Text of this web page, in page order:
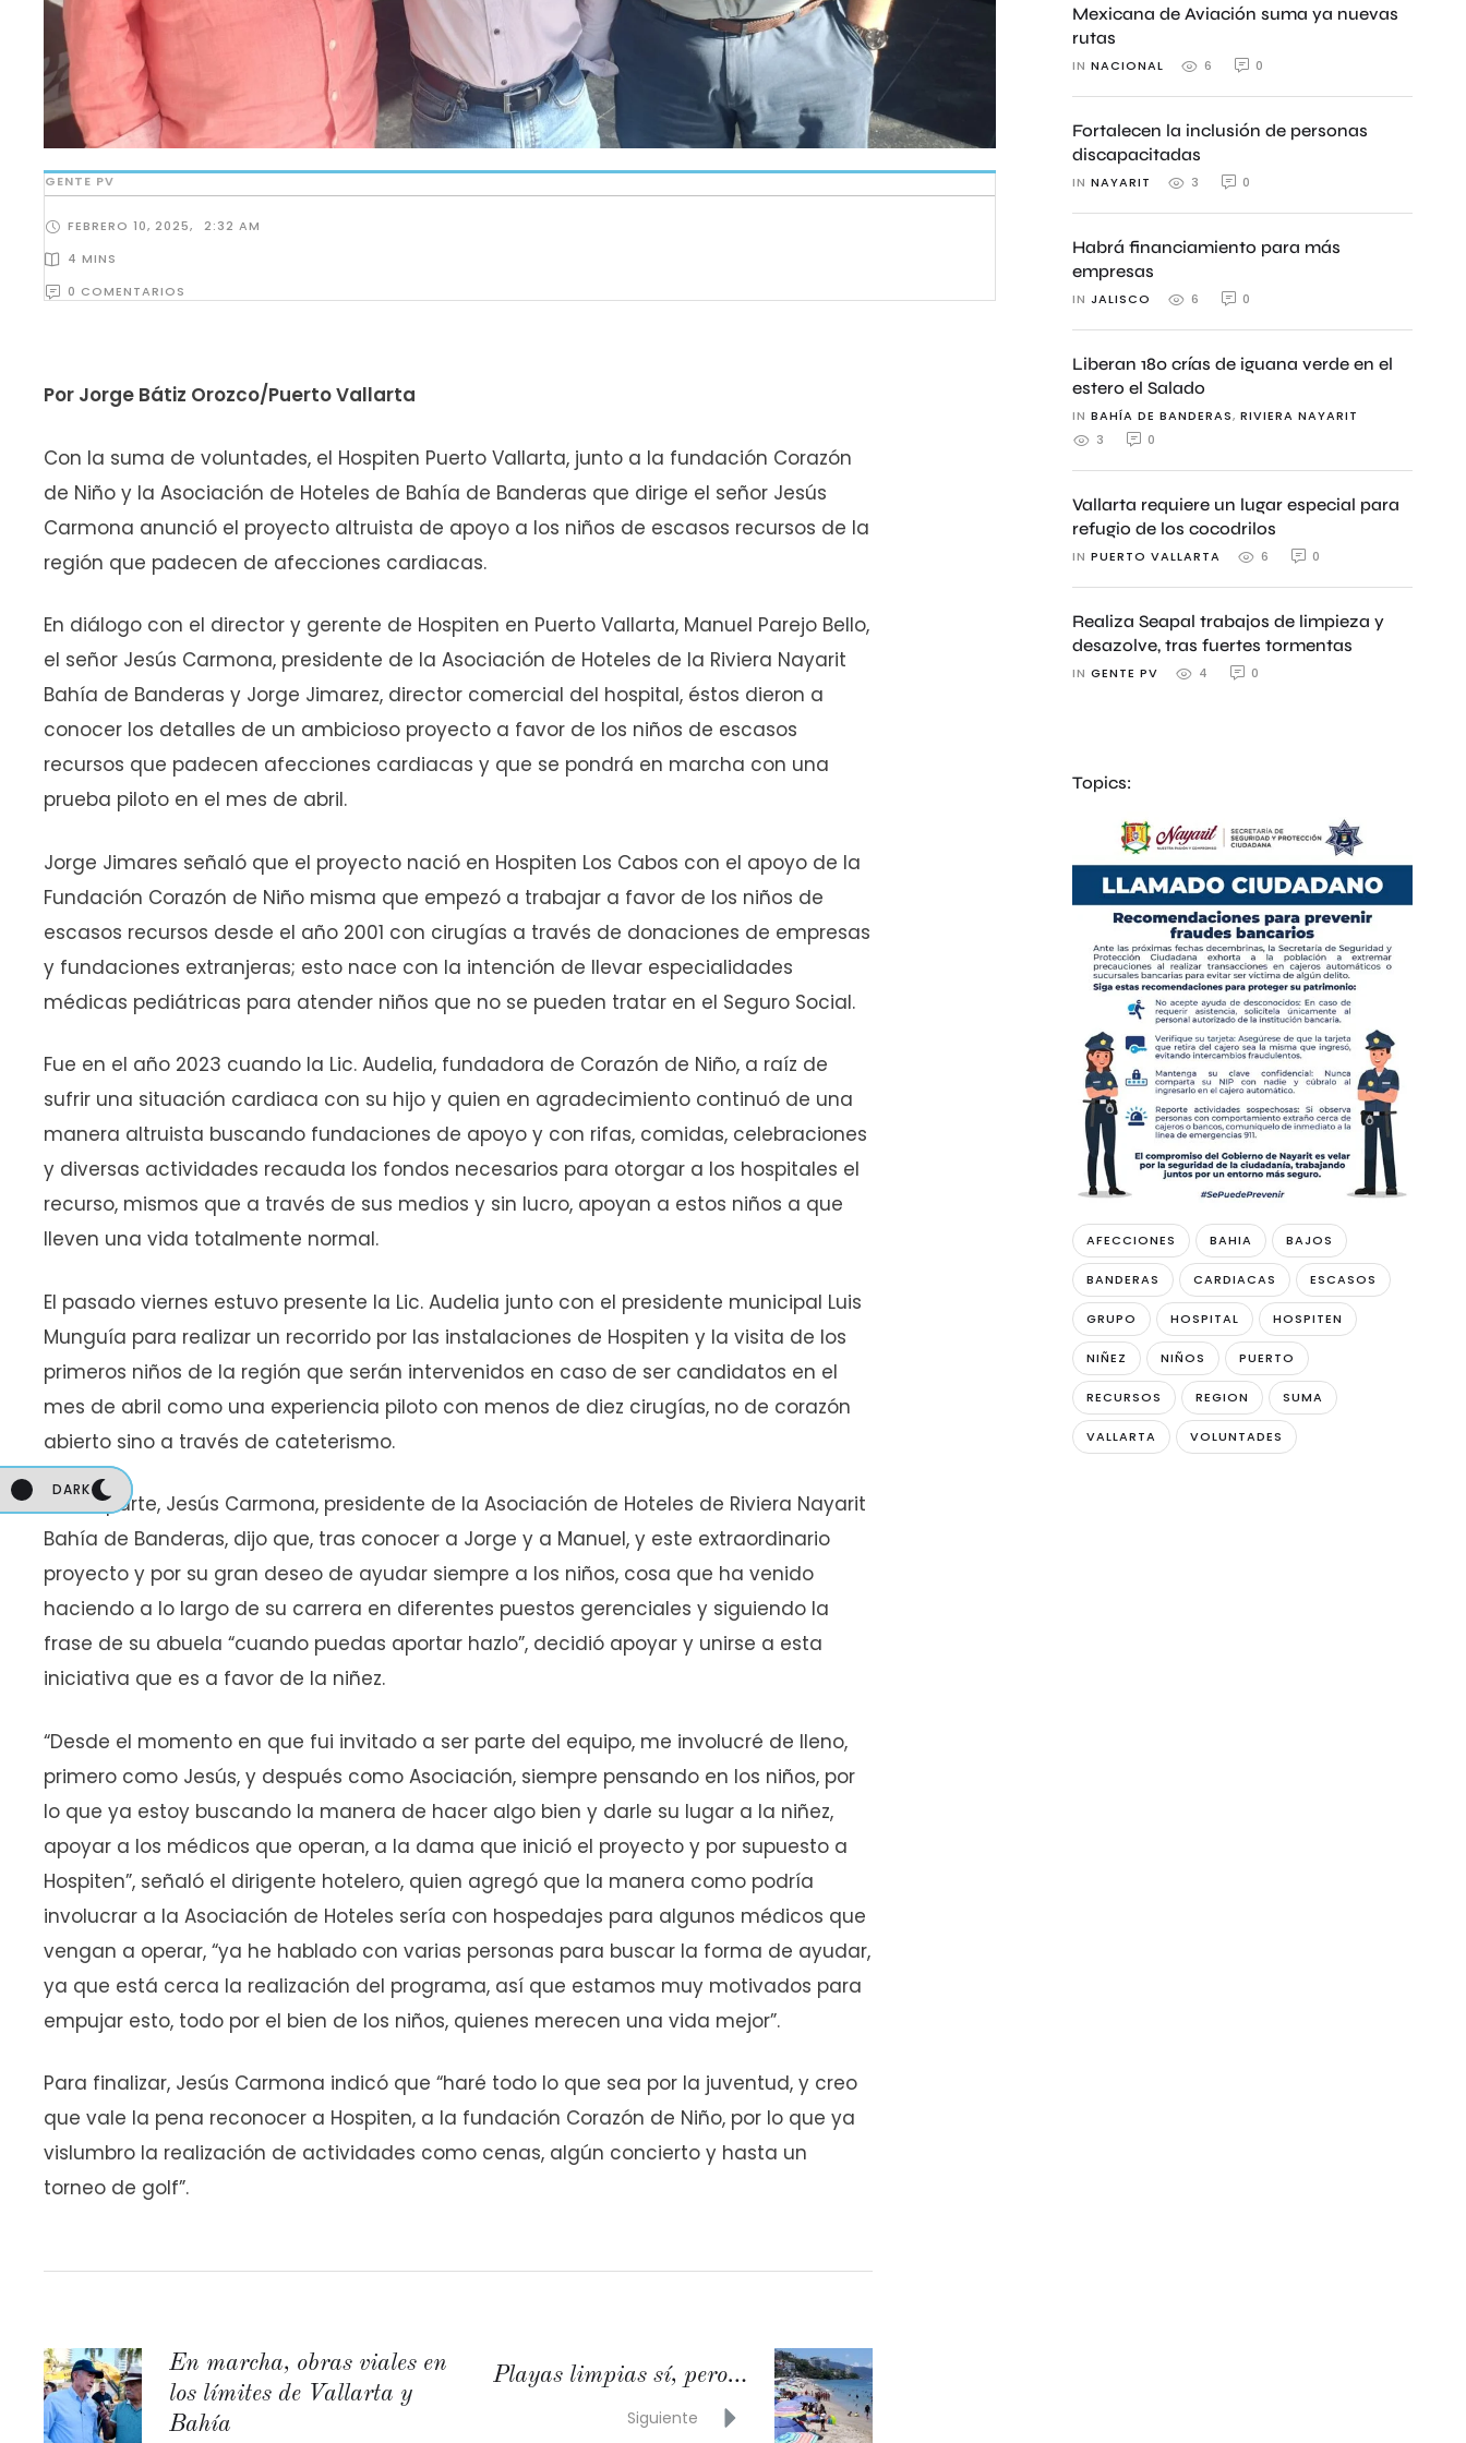
DARK
DARK
GENTE PV
FEBRERO 10, 2025,
2:32 AM
4 MINS
0 COMENTARIOS
Por Jorge Bátiz Orozco/Puerto Vallarta
Con la suma de voluntades, el Hospiten Puerto Vallarta, junto a la fundación Corazón
de Niño y la Asociación de Hoteles de Bahía de Banderas que dirige el señor Jesús
Carmona anunció el proyecto altruista de apoyo a los niños de escasos recursos de la
región que padecen de afecciones cardiacas.
En diálogo con el director y gerente de Hospiten en Puerto Vallarta, Manuel Parejo Bello,
el señor Jesús Carmona, presidente de la Asociación de Hoteles de la Riviera Nayarit
Bahía de Banderas y Jorge Jimarez, director comercial del hospital, éstos dieron a
conocer los detalles de un ambicioso proyecto a favor de los niños de escasos
recursos que padecen afecciones cardiacas y que se pondrá en marcha con una
prueba piloto en el mes de abril.
Jorge Jimares señaló que el proyecto nació en Hospiten Los Cabos con el apoyo de la
Fundación Corazón de Niño misma que empezó a trabajar a favor de los niños de
escasos recursos desde el año 2001 con cirugías a través de donaciones de empresas
y fundaciones extranjeras; esto nace con la intención de llevar especialidades
médicas pediátricas para atender niños que no se pueden tratar en el Seguro Social.
Fue en el año 2023 cuando la Lic. Audelia, fundadora de Corazón de Niño, a raíz de
sufrir una situación cardiaca con su hijo y quien en agradecimiento continuó de una
manera altruista buscando fundaciones de apoyo y con rifas, comidas, celebraciones
y diversas actividades recauda los fondos necesarios para otorgar a los hospitales el
recurso, mismos que a través de sus medios y sin lucro, apoyan a estos niños a que
lleven una vida totalmente normal.
El pasado viernes estuvo presente la Lic. Audelia junto con el presidente municipal Luis
Munguía para realizar un recorrido por las instalaciones de Hospiten y la visita de los
primeros niños de la región que serán intervenidos en caso de ser candidatos en el
mes de abril como una experiencia piloto con menos de diez cirugías, no de corazón
abierto sino a través de cateterismo.
Por su parte, Jesús Carmona, presidente de la Asociación de Hoteles de Riviera Nayarit
Bahía de Banderas, dijo que, tras conocer a Jorge y a Manuel, y este extraordinario
proyecto y por su gran deseo de ayudar siempre a los niños, cosa que ha venido
haciendo a lo largo de su carrera en diferentes puestos gerenciales y siguiendo la
frase de su abuela “cuando puedas aportar hazlo”, decidió apoyar y unirse a esta
iniciativa que es a favor de la niñez.
“Desde el momento en que fui invitado a ser parte del equipo, me involucré de lleno,
primero como Jesús, y después como Asociación, siempre pensando en los niños, por
lo que ya estoy buscando la manera de hacer algo bien y darle su lugar a la niñez,
apoyar a los médicos que operan, a la dama que inició el proyecto y por supuesto a
Hospiten”, señaló el dirigente hotelero, quien agregó que la manera como podría
involucrar a la Asociación de Hoteles sería con hospedajes para algunos médicos que
vengan a operar, “ya he hablado con varias personas para buscar la forma de ayudar,
ya que está cerca la realización del programa, así que estamos muy motivados para
empujar esto, todo por el bien de los niños, quienes merecen una vida mejor”.
Para finalizar, Jesús Carmona indicó que “haré todo lo que sea por la juventud, y creo
que vale la pena reconocer a Hospiten, a la fundación Corazón de Niño, por lo que ya
vislumbro la realización de actividades como cenas, algún concierto y hasta un
torneo de golf”.
En marcha, obras viales en
los límites de Vallarta y
Bahía
Playas limpias sí, pero…
Siguiente
Mexicana de Aviación suma ya nuevas
rutas
IN NACIONAL 6 0
Fortalecen la inclusión de personas
discapacitadas
IN NAYARIT 3 0
Habrá financiamiento para más
empresas
IN JALISCO 6 0
Liberan 180 crías de iguana verde en el
estero el Salado
IN BAHÍA DE BANDERAS, RIVIERA NAYARIT
3
0
Vallarta requiere un lugar especial para
refugio de los cocodrilos
IN PUERTO VALLARTA 6 0
Realiza Seapal trabajos de limpieza y
desazolve, tras fuertes tormentas
IN GENTE PV 4 0
Topics:
AFECCIONES BAHIA BAJOS
BANDERAS CARDIACAS ESCASOS
GRUPO HOSPITAL HOSPITEN
NIÑEZ NIÑOS PUERTO
RECURSOS REGION SUMA
VALLARTA VOLUNTADES